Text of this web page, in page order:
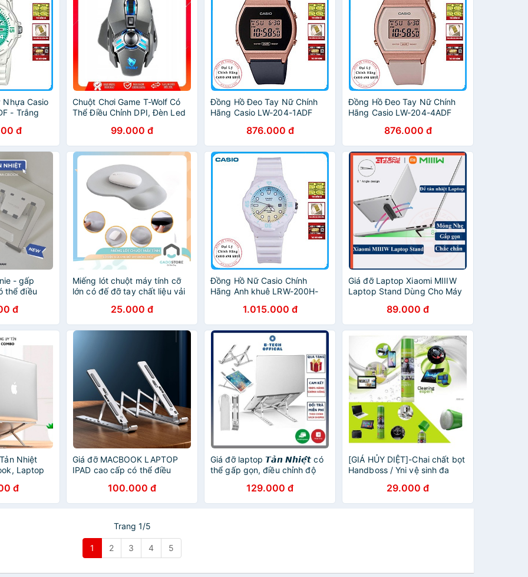
Casio
- Trắng
đ
Chuột Chơi Game T-Wolf Có
Thể Điều Chỉnh DPI, Đèn Led
99.000 đ
Đồng Hồ Đeo Tay Nữ Chính
Hãng Casio LW-204-1ADF
876.000 đ
Đồng Hồ Đeo Tay Nữ Chính
Hãng Casio LW-204-4ADF
876.000 đ
- gấp
thể điều
đ
Miếng lót chuột máy tính cỡ
lớn có đế đỡ tay chất liệu vải
25.000 đ
Đồng Hồ Nữ Casio Chính
Hãng Anh khuê LRW-200H-
Hiệu Nhật Bản1.015.000 đ
Giá đỡ Laptop Xiaomi MIIIW
Laptop Stand Dùng Cho Máy
Thể Gấp Gọn89.000 đ
Nhiệt
Laptop
Lucas
đ
Giá đỡ MACBOOK LAPTOP
IPAD cao cấp có thể điều
nhiệt laptop, đế kê laptop
nhôm
100.000 đ
Giá đỡ laptop 𝙏𝙖̉𝙣 𝙉𝙝𝙞𝙚̣̂𝙩 có
thể gấp gọn, điều chỉnh độ
LaoTop, Máy Tính Bảng
129.000 đ
[GIÁ HỦY DIỆT]-Chai chất bọt
Handboss / Yni vệ sinh đa
laptop,PC,LCD, Tv
29.000 đ
Trang 1/5
1 2 3 4 5